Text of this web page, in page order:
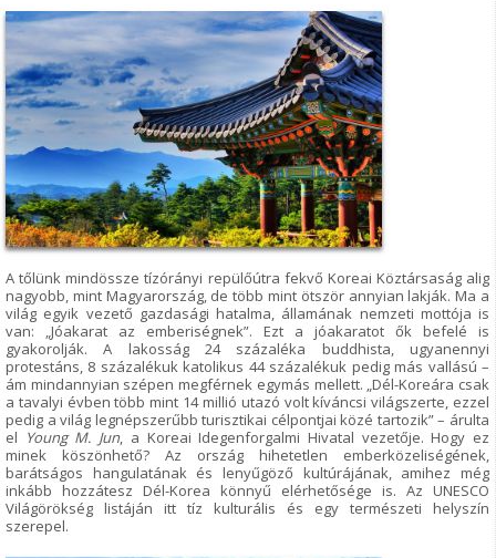
A tőlünk mindössze tízórányi repülőútra fekvő Koreai Köztársaság alig
nagyobb, mint Magyarország, de több mint ötször annyian lakják. Ma a
világ egyik vezető gazdasági hatalma, államának nemzeti mottója is
van: „Jóakarat az emberiségnek”. Ezt a jóakaratot ők befelé is
gyakorolják. A lakosság 24 százaléka buddhista, ugyanennyi
protestáns, 8 százalékuk katolikus 44 százalékuk pedig más vallású –
ám mindannyian szépen megférnek egymás mellett. „Dél-Koreára csak
a tavalyi évben több mint 14 millió utazó volt kíváncsi világszerte, ezzel
pedig a világ legnépszerűbb turisztikai célpontjai közé tartozik” – árulta
el Young M. Jun, a Koreai Idegenforgalmi Hivatal vezetője. Hogy ez
minek köszönhető? Az ország hihetetlen emberközeliségének,
barátságos hangulatának és lenyűgöző kultúrájának, amihez még
inkább hozzátesz Dél-Korea könnyű elérhetősége is. Az UNESCO
Világörökség listáján itt tíz kulturális és egy természeti helyszín
szerepel.